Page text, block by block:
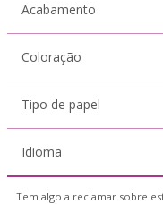
Acabamento
Coloração
Tipo de papel
Idioma
Tem algo a reclamar sobre